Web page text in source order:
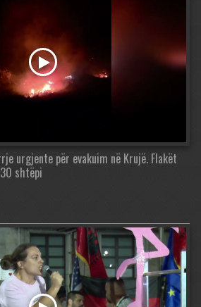
urgjente për evakuim në Krujë. Flakët
shtëpi